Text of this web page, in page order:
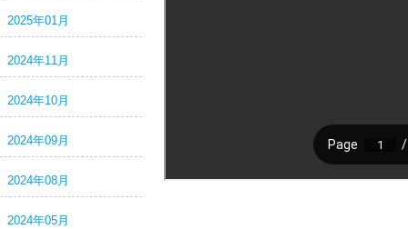
2025年01月
2024年11月
2024年10月
2024年09月
2024年08月
2024年05月